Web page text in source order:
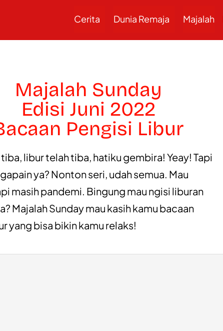
Cerita Dunia Remaja Majalah
Majalah Sunday
Edisi Juni 2022
Pengisi Libur
libur telah tiba, hatiku gembira! Yeay! Tapi
ya? Nonton seri, udah semua. Mau
masih pandemi. Bingung mau ngisi liburan
Majalah Sunday mau kasih kamu bacaan
yang bisa bikin kamu relaks!